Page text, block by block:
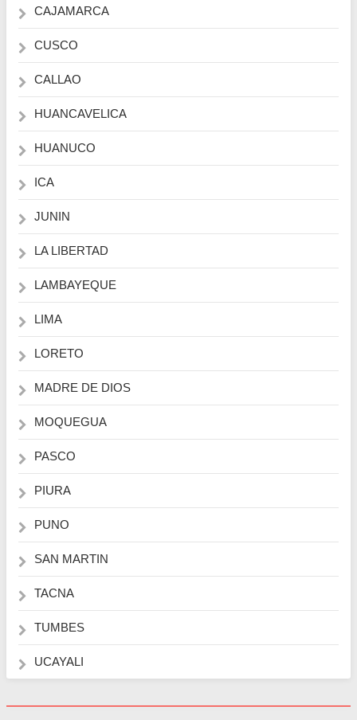
CAJAMARCA
CUSCO
CALLAO
HUANCAVELICA
HUANUCO
ICA
JUNIN
LA LIBERTAD
LAMBAYEQUE
LIMA
LORETO
MADRE DE DIOS
MOQUEGUA
PASCO
PIURA
PUNO
SAN MARTIN
TACNA
TUMBES
UCAYALI